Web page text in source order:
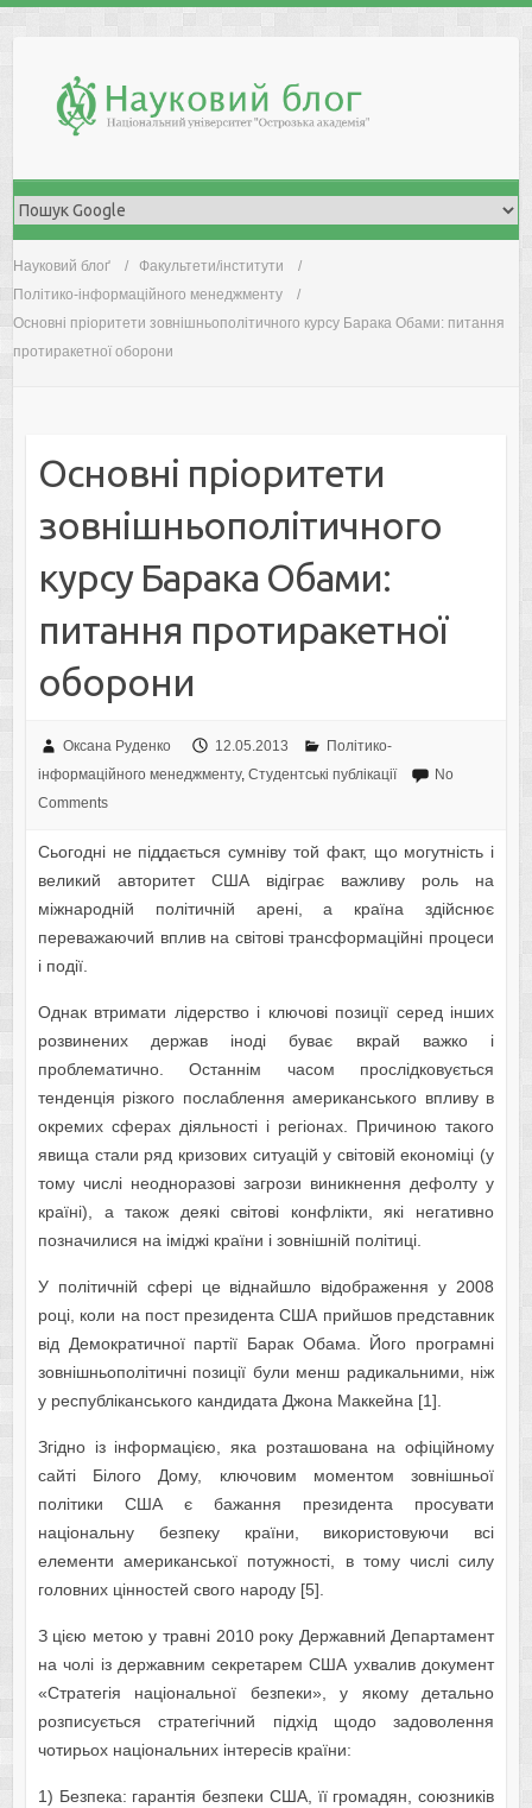
Науковий блоґ
Факультети/інститути
Політико-інформаційного менеджменту
Основні пріоритети зовнішньополітичного курсу Барака Обами: питання
протиракетної оборони
Основні пріоритети
зовнішньополітичного
курсу Барака Обами:
питання протиракетної
оборони
Оксана Руденко 12.05.2013
Політико-
інформаційного менеджменту, Студентські публікації
No
Comments
Сьогодні не піддається сумніву той факт, що могутність і
великий авторитет США відіграє важливу роль на
міжнародній політичній арені, а країна здійснює
переважаючий вплив на світові трансформаційні процеси
і події.
Однак втримати лідерство і ключові позиції серед інших
розвинених держав іноді буває вкрай важко і
проблематично. Останнім часом прослідковується
тенденція різкого послаблення американського впливу в
окремих сферах діяльності і регіонах. Причиною такого
явища стали ряд кризових ситуацій у світовій економіці (у
тому числі неодноразові загрози виникнення дефолту у
країні), а також деякі світові конфлікти, які негативно
позначилися на іміджі країни і зовнішній політиці.
У політичній сфері це віднайшло відображення у 2008
році, коли на пост президента США прийшов представник
від Демократичної партії Барак Обама. Його програмні
зовнішньополітичні позиції були менш радикальними, ніж
у республіканського кандидата Джона Маккейна [1].
Згідно із інформацією, яка розташована на офіційному
сайті Білого Дому, ключовим моментом зовнішньої
політики США є бажання президента просувати
національну безпеку країни, використовуючи всі
елементи американської потужності, в тому числі силу
головних цінностей свого народу [5].
З цією метою у травні 2010 року Державний Департамент
на чолі із державним секретарем США ухвалив документ
«Стратегія національної безпеки», у якому детально
розписується стратегічний підхід щодо задоволення
чотирьох національних інтересів країни:
1) Безпека: гарантія безпеки США, її громадян, союзників